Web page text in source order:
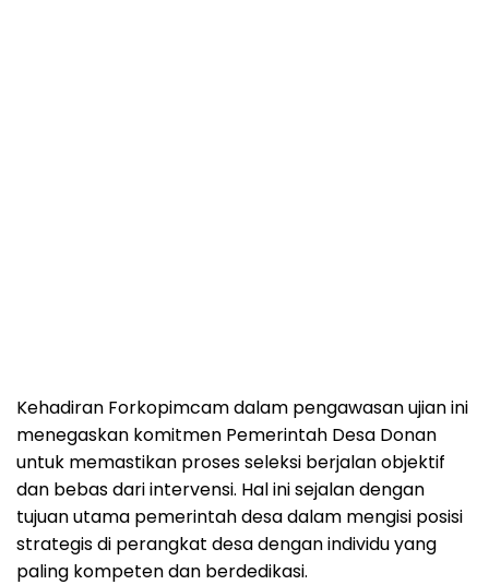
Kehadiran Forkopimcam dalam pengawasan ujian ini
menegaskan komitmen Pemerintah Desa Donan
untuk memastikan proses seleksi berjalan objektif
dan bebas dari intervensi. Hal ini sejalan dengan
tujuan utama pemerintah desa dalam mengisi posisi
strategis di perangkat desa dengan individu yang
paling kompeten dan berdedikasi.